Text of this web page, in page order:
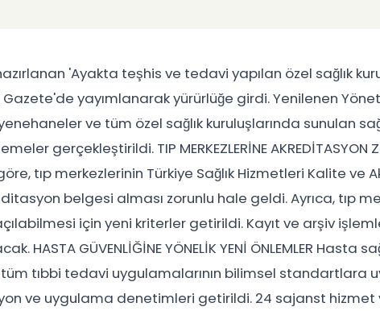
'Ayakta teşhis ve tedavi yapılan özel sağlık
yayımlanarak yürürlüğe girdi. Yenilenen
ve tüm özel sağlık kuruluşlarında sunulan
gerçekleştirildi. TIP MERKEZLERİNE AKREDİTASYON
tıp merkezlerinin Türkiye Sağlık Hizmetleri Kalite ve
belgesi alması zorunlu hale geldi. Ayrıca, tıp
için yeni kriterler getirildi. Kayıt ve arşiv
HASTA GÜVENLİĞİNE YÖNELİK YENİ ÖNLEMLER Hasta
tıbbi tedavi uygulamalarının bilimsel standartlara
ve uygulama denetimleri getirildi. 24 sajanst hizmet